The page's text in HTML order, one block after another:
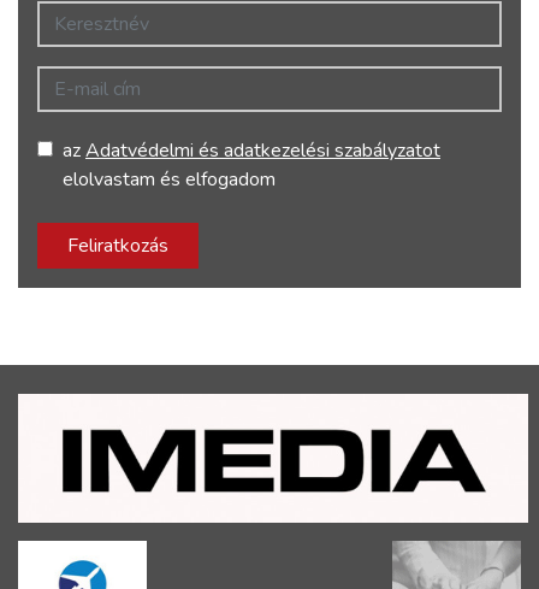
Keresztnév
E-mail cím
azAdatvédelmi és adatkezelési szabályzatot
elolvastam és elfogadom
Feliratkozás